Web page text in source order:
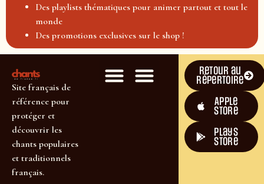
Des playlists thématiques pour animer partout et tout le
monde
Des promotions exclusives sur le shop !
Site français de
référence pour
protéger et
découvrir les
chants populaires
et traditionnels
français.
Retour au
répertoire
Apple
Store
plays
store